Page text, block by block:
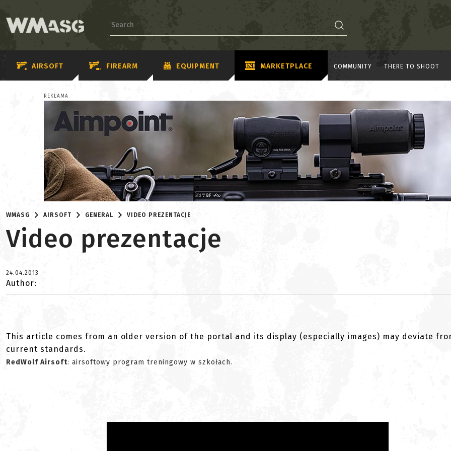
AIRSOFT FIREARM EQUIPMENT MARKETPLACE COMMUNITY THERE TO SHOOT
REKLAMA
WMASG AIRSOFT GENERAL VIDEO PREZENTACJE
Video prezentacje
24.04.2013
Author:
This article comes from an older version of the portal and its display (especially images) may deviate
current standards.
RedWolf Airsoft: airsoftowy program treningowy w szkołach.